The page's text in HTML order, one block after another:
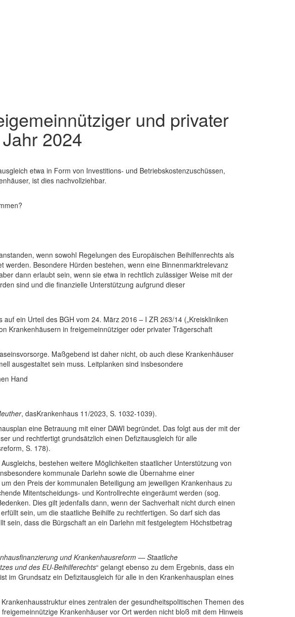
und privater
2024
etwa in Form von Investitions- und Betriebskostenzuschüssen,
ist dies nachvollziehbar.
wenn sowohl Regelungen des Europäischen Beihilfenrechts als
Besondere Hürden bestehen, wenn eine Binnenmarktrelevanz
dann erlaubt sein, wenn sie etwa in rechtlich zulässiger Weise mit der
sind und die finanzielle Unterstützung aufgrund dieser
ein Urteil des BGH vom 24. März 2016 – I ZR 263/14 („Kreiskliniken
Krankenhäusern in freigemeinnütziger oder privater Trägerschaft
Maßgebend ist daher nicht, ob auch diese Krankenhäuser
ausgestaltet sein muss. Leitplanken sind insbesondere
Hand
, dasKrankenhaus 11/2023, S. 1032-1039).
eine Betrauung mit einer DAWI begründet. Das folgt aus der mit der
und rechtfertigt grundsätzlich einen Defizitausgleich für alle
S. 178).
bestehen weitere Möglichkeiten staatlicher Unterstützung von
kommunale Darlehn sowie die Übernahme einer
den Preis der kommunalen Beteiligung am jeweiligen Krankenhaus zu
Mitentscheidungs- und Kontrollrechte eingeräumt werden (sog.
Dies gilt jedenfalls dann, wenn der Sachverhalt nicht durch einen
sein, um die staatliche Beihilfe zu rechtfertigen. So darf sich das
sein, dass die Bürgschaft an ein Darlehn mit festgelegtem Höchstbetrag
und Krankenhausreform — Staatliche
und des EU-Beihilferechts“ gelangt ebenso zu dem Ergebnis, dass ein
im Grundsatz ein Defizitausgleich für alle in den Krankenhausplan eines
eines zentralen der gesundheitspolitischen Themen des
Krankenhäuser vor Ort werden nicht bloß mit dem Hinweis